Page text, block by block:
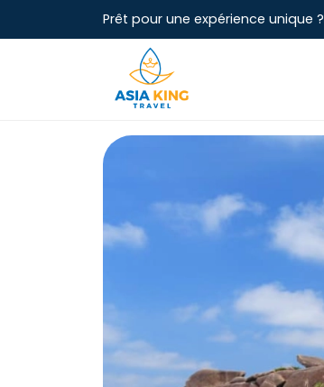
Prêt pour une expérience unique ?